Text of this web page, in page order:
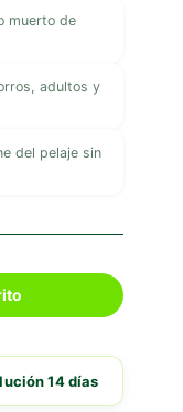
muerto de
adultos y
del pelaje sin
14 días